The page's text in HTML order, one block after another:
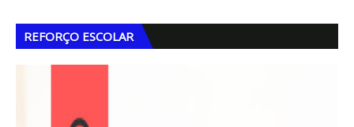
REFORÇO ESCOLAR